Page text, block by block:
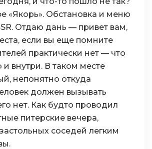
«Якорь». Обстановка и меню
Отдаю дань — привет вам,
если вы еще помните
практически нет — что
и внутри. В таком месте
непонятно откуда
должен вызывать
нет. Как будто проводил
питерские вечера,
соседей легким